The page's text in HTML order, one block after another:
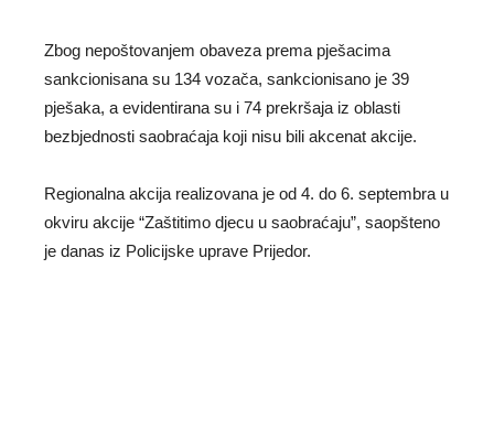
Zbog nepoštovanjem obaveza prema pješacima
sankcionisana su 134 vozača, sankcionisano je 39
pješaka, a evidentirana su i 74 prekršaja iz oblasti
bezbjednosti saobraćaja koji nisu bili akcenat akcije.
Regionalna akcija realizovana je od 4. do 6. septembra u
okviru akcije “Zaštitimo djecu u saobraćaju”, saopšteno
je danas iz Policijske uprave Prijedor.